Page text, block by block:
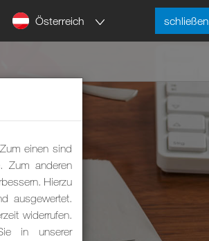
Österreich schließen
einen sind
Zum anderen
Hierzu
ausgewertet.
widerrufen.
in unserer